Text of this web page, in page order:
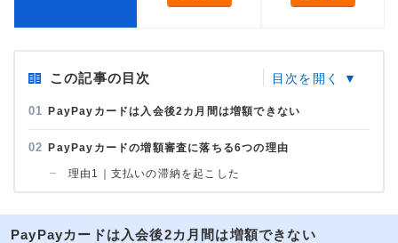
この記事の目次
PayPayカードは入会後2カ月間は増額できない
PayPayカードの増額審査に落ちる6つの理由
理由1｜支払いの滞納を起こした
PayPayカードは入会後2カ月間は増額できない